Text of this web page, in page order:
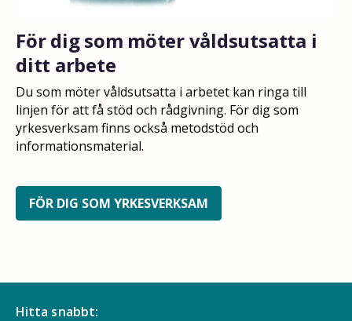
För dig som möter våldsutsatta i
ditt arbete
Du som möter våldsutsatta i arbetet kan ringa till
linjen för att få stöd och rådgivning. För dig som
yrkesverksam finns också metodstöd och
informationsmaterial.
FÖR DIG SOM YRKESVERKSAM
Hitta snabbt: